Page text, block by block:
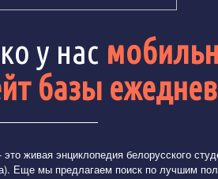
у нас
базы
это живая энциклопедия белорусского
Еще мы предлагаем поиск по лучшим